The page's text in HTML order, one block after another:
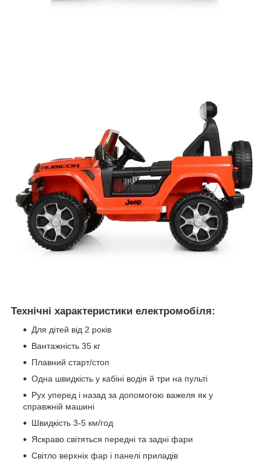
Технічні характеристики електромобіля:
Для дітей від 2 років
Вантажність 35 кг
Плавний старт/стоп
Одна швидкість у кабіні водія й три на пульті
Рух уперед і назад за допомогою важеля як у
справжній машині
Швидкість 3-5 км/год
Яскраво світяться передні та задні фари
Світло верхніх фар і панелі приладів